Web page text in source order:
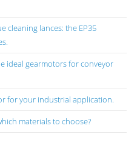
cleaning lances: the EP35
ideal gearmotors for conveyor
for your industrial application.
materials to choose?